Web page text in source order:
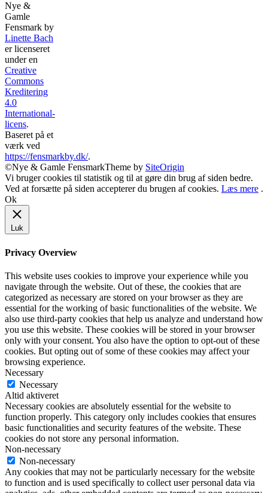
Nye &
Gamle
Fensmark by
Linette Bach
er licenseret
under en
Creative
Commons
Kreditering
4.0
International-
licens.
Baseret på et
værk ved
https://fensmarkby.dk/.
©Nye & Gamle FensmarkTheme by SiteOrigin
Vi bruger cookies til statistik og til at gøre din brug af siden bedre.
Ved at forsætte på siden accepterer du brugen af cookies. Læs mere .
Ok
Luk
Privacy Overview
This website uses cookies to improve your experience while you
navigate through the website. Out of these, the cookies that are
categorized as necessary are stored on your browser as they are
essential for the working of basic functionalities of the website. We
also use third-party cookies that help us analyze and understand how
you use this website. These cookies will be stored in your browser
only with your consent. You also have the option to opt-out of these
cookies. But opting out of some of these cookies may affect your
browsing experience.
Necessary
Necessary
Altid aktiveret
Necessary cookies are absolutely essential for the website to
function properly. This category only includes cookies that ensures
basic functionalities and security features of the website. These
cookies do not store any personal information.
Non-necessary
Non-necessary
Any cookies that may not be particularly necessary for the website
to function and is used specifically to collect user personal data via